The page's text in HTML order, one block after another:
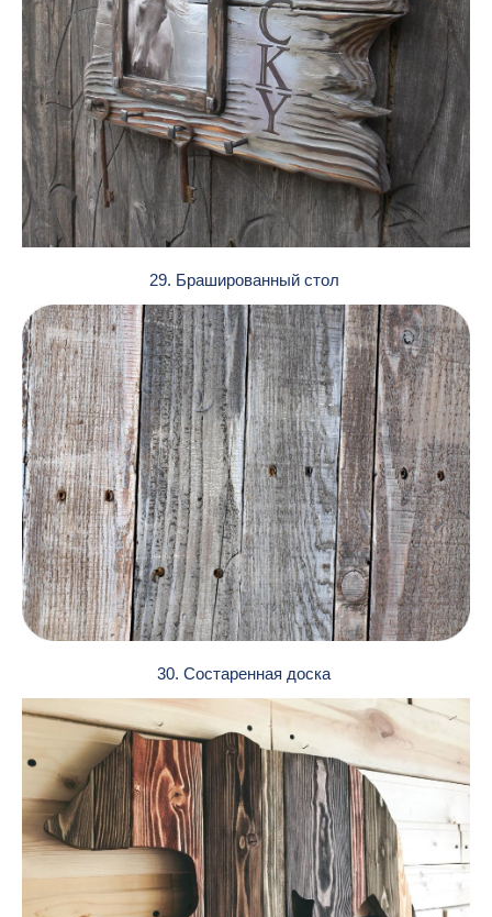
29. Брашированный стол
30. Состаренная доска